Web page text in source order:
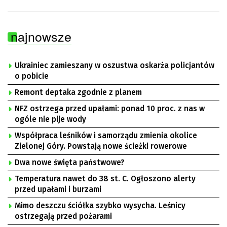
najnowsze
Ukrainiec zamieszany w oszustwa oskarża policjantów
o pobicie
Remont deptaka zgodnie z planem
NFZ ostrzega przed upałami: ponad 10 proc. z nas w
ogóle nie pije wody
Współpraca leśników i samorządu zmienia okolice
Zielonej Góry. Powstają nowe ścieżki rowerowe
Dwa nowe święta państwowe?
Temperatura nawet do 38 st. C. Ogłoszono alerty
przed upałami i burzami
Mimo deszczu ściółka szybko wysycha. Leśnicy
ostrzegają przed pożarami